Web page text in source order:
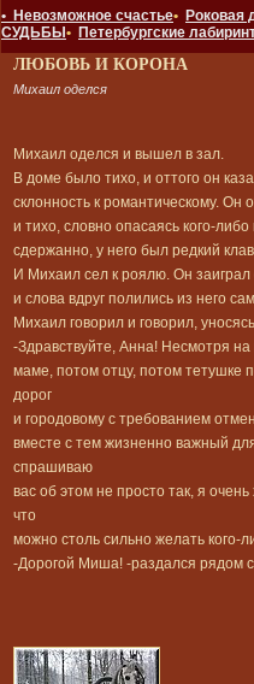
• Невозможное счастье• Роковая
СУДЬБЫ • Петербургские
ЛЮБОВЬ И КОРОНА
Михаил оделся
Михаил оделся и вышел в зал.
В доме было тихо, и оттого он
склонность к романтическому.
и тихо, словно опасаясь кого-
сдержанно, у него был редкий
И Михаил сел к роялю. Он
и слова вдруг полились из него
Михаил говорил и говорил,
-Здравствуйте, Анна! Несмотря
маме, потом отцу, потом тетушке
дорог
и городовому с требованием
вместе с тем жизненно важный
спрашиваю
вас об этом не просто так, я
что
можно столь сильно желать кого-
-Дорогой Миша! -раздался рядом